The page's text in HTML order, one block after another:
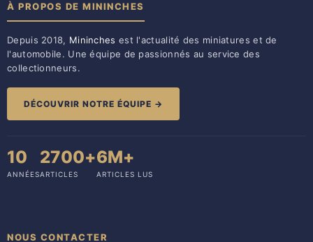
À PROPOS DE MININCHES
Depuis 2018, Mininches est l'actualité des miniatures et de
l'automobile. Une équipe de passionnés au service des
collectionneurs.
DÉCOUVRIR NOTRE ÉQUIPE →
10
ANNÉES
2700+
ARTICLES
6M+
ARTICLES LUS
NOUS CONTACTER